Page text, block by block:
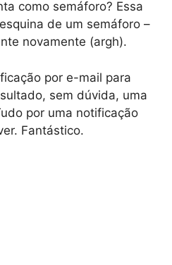
como semáforo? Essa
de um semáforo –
novamente (argh).
por e-mail para
sem dúvida, uma
por uma notificação
Fantástico.